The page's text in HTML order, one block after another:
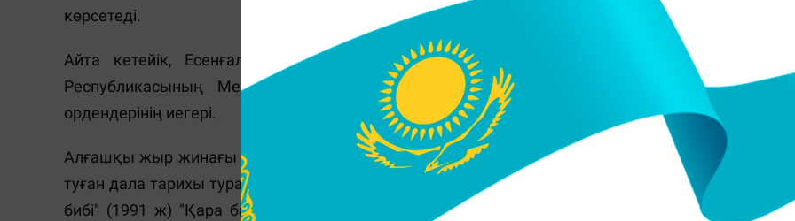
көрсетеді.
Айта кетейік, Есенғали Әбдіжаппарұлы Раушанов — қазақ ақыны, жазушы. Қазақстан
Республикасының Мемлекеттік сыйлығының лауреаты (2006). Парасат және Құрмет
ордендерінің иегері.
Алғашқы жыр жинағы "Бастау" деген атпен 1980 жылында жарық көрді. Кейін ұлт бостандығы,
туған дала тарихы туралы жазылған" Келінтөбе" (1984) "Шолпан жұлдыз туғанша" (1988) "Ғайша
бибі" (1991 ж) "Қара бауыр қасқалдақ" (1995) атты жыр кітаптары жарық көрген. Прозалық